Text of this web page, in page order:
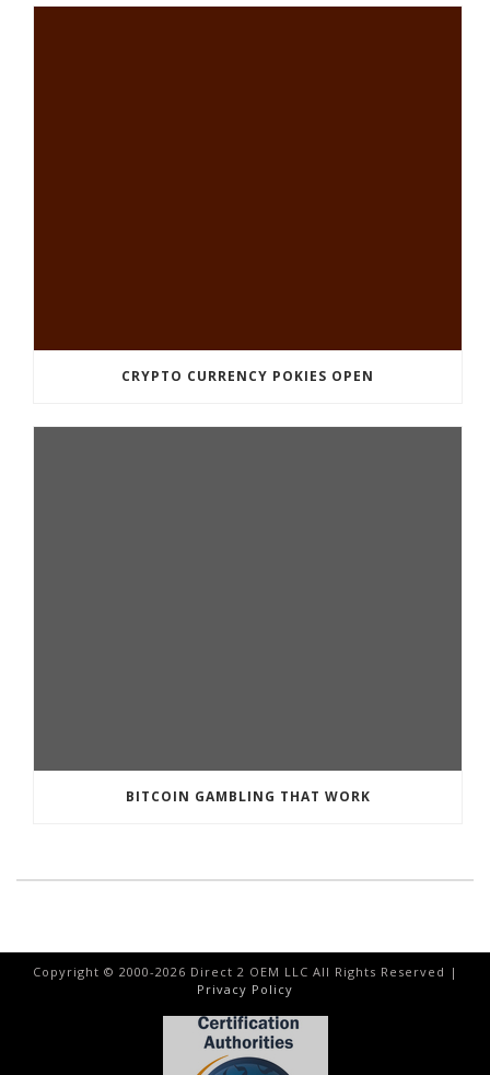
CRYPTO CURRENCY POKIES OPEN
BITCOIN GAMBLING THAT WORK
Copyright © 2000-2026 Direct 2 OEM LLC All Rights Reserved |
Privacy Policy